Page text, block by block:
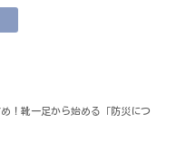
！靴一足から始める「防災につ